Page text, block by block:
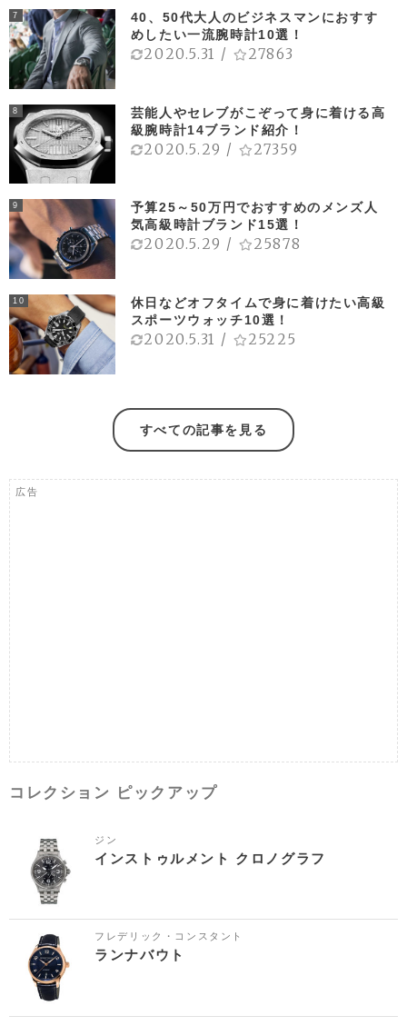
7
40、50代大人のビジネスマンにおすす
めしたい一流腕時計10選！
2020.5.31 / 27863
8
芸能人やセレブがこぞって身に着ける高
級腕時計14ブランド紹介！
2020.5.29 / 27359
9
予算25～50万円でおすすめのメンズ人
気高級時計ブランド15選！
2020.5.29 / 25878
10
休日などオフタイムで身に着けたい高級
スポーツウォッチ10選！
2020.5.31 / 25225
すべての記事を見る
広告
コレクション ピックアップ
ジン
インストゥルメント クロノグラフ
フレデリック・コンスタント
ランナバウト